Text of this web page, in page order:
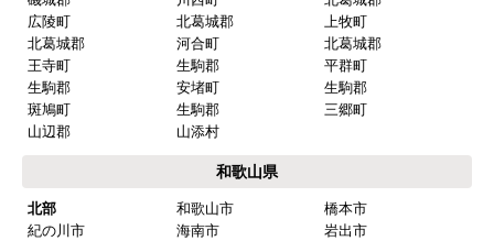
広陵町
北葛城郡
上牧町
北葛城郡
河合町
北葛城郡
王寺町
生駒郡
平群町
生駒郡
安堵町
生駒郡
斑鳩町
生駒郡
三郷町
山辺郡
山添村
和歌山県
北部 和歌山市
橋本市
紀の川市
海南市
岩出市